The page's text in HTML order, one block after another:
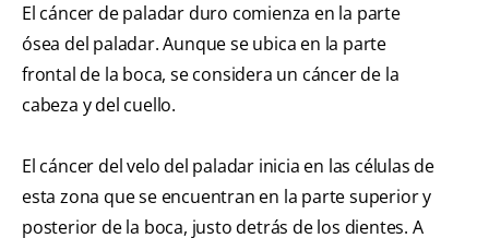
El cáncer de paladar duro comienza en la parte
ósea del paladar. Aunque se ubica en la parte
frontal de la boca, se considera un cáncer de la
cabeza y del cuello.
El cáncer del velo del paladar inicia en las células de
esta zona que se encuentran en la parte superior y
posterior de la boca, justo detrás de los dientes. A